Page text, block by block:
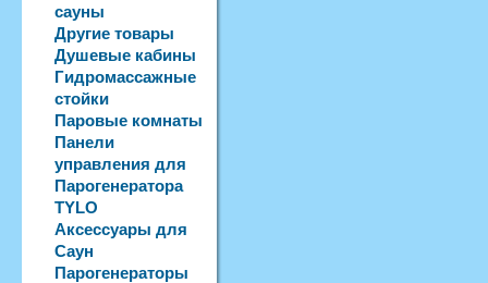
сауны
Другие товары
Душевые кабины
Гидромассажные
стойки
Паровые комнаты
Панели
управления для
Парогенератора
TYLO
Аксессуары для
Саун
Парогенераторы